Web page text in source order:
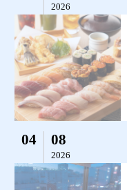
2026
04 08
2026